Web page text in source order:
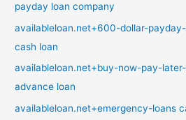
payday loan company
availableloan.net+600-dollar-
cash loan
availableloan.net+buy-now-pay-
advance loan
availableloan.net+emergency-loans